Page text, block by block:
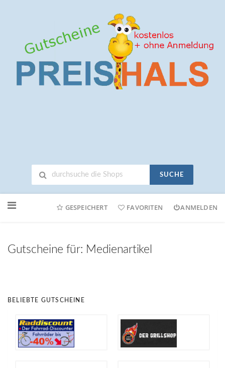
SUCHE
Online-
GESPEICHERT FAVORITEN ANMELDEN
Gutscheine für: Medienartikel
BELIEBTE GUTSCHEINE